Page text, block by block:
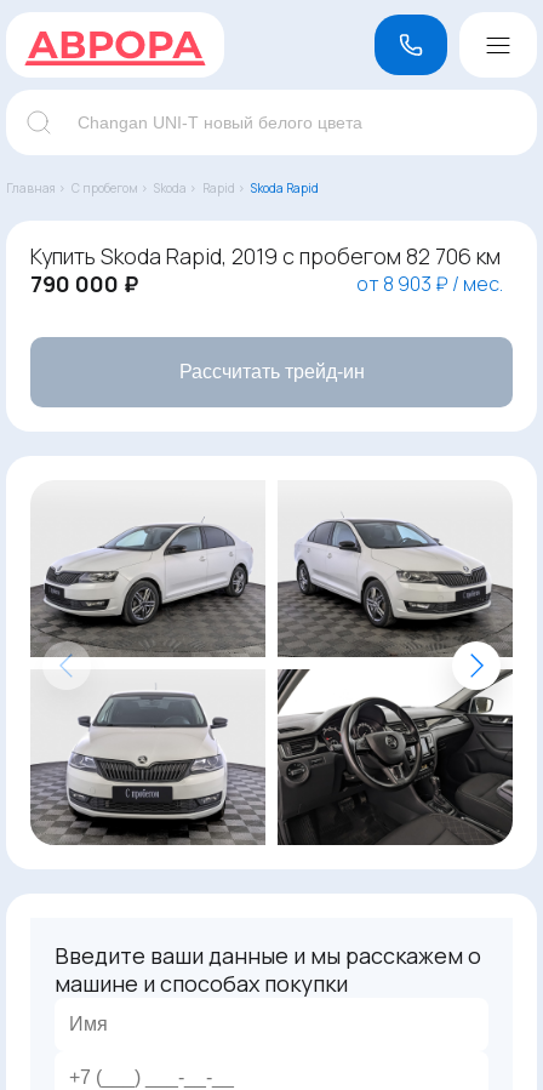
Главная › С пробегом › Skoda › Rapid › Skoda Rapid
Купить Skoda Rapid, 2019 с пробегом 82 706 км
790 000 ₽
от 8 903 ₽ / мес.
Рассчитать трейд-ин
Введите ваши данные и мы расскажем о
машине и способах покупки